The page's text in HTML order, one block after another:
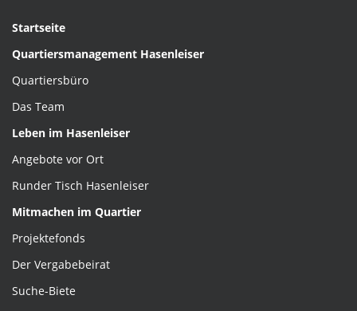
Startseite
Quartiersmanagement Hasenleiser
Quartiersbüro
Das Team
Leben im Hasenleiser
Angebote vor Ort
Runder Tisch Hasenleiser
Mitmachen im Quartier
Projektefonds
Der Vergabebeirat
Suche-Biete